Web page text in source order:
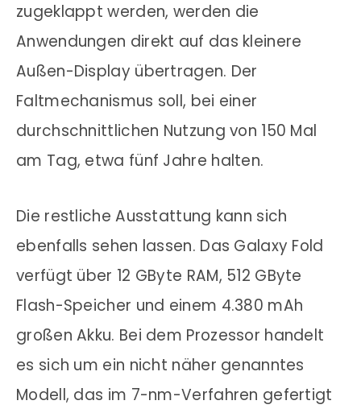
zugeklappt werden, werden die
Anwendungen direkt auf das kleinere
Außen-Display übertragen. Der
Faltmechanismus soll, bei einer
durchschnittlichen Nutzung von 150 Mal
am Tag, etwa fünf Jahre halten.
Die restliche Ausstattung kann sich
ebenfalls sehen lassen. Das Galaxy Fold
verfügt über 12 GByte RAM, 512 GByte
Flash-Speicher und einem 4.380 mAh
großen Akku. Bei dem Prozessor handelt
es sich um ein nicht näher genanntes
Modell, das im 7-nm-Verfahren gefertigt